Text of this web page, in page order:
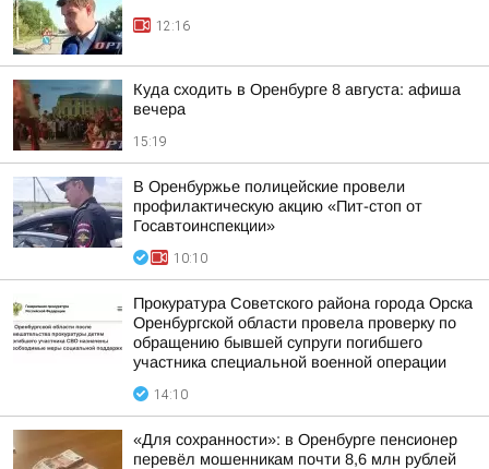
12:16
Куда сходить в Оренбурге 8 августа: афиша
вечера
15:19
В Оренбуржье полицейские провели
профилактическую акцию «Пит-стоп от
Госавтоинспекции»
10:10
Прокуратура Советского района города Орска
Оренбургской области провела проверку по
обращению бывшей супруги погибшего
участника специальной военной операции
14:10
«Для сохранности»: в Оренбурге пенсионер
перевёл мошенникам почти 8,6 млн рублей